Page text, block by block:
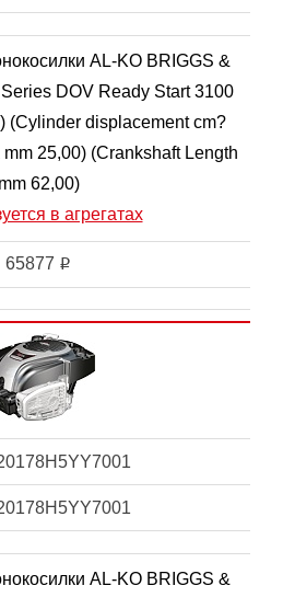
AL-KO BRIGGS &
DOV Ready Start 3100
(Cylinder displacement cm?
25,00) (Crankshaft Length
mm 62,00)
в агрегатах
65877 i
AL-KO BRIGGS &